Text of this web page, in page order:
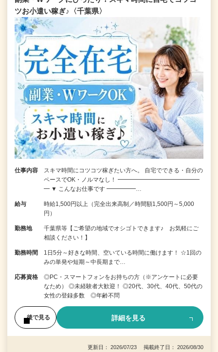
ツお小遣い稼ぎ♪〈千葉県〉
仕事内容
スキマ時間にコツコツ稼ぎたい方へ。 自宅でできる・自分の
ペースでOK・ノルマなし！ ━━━━━━━━━━━━━━
━ ▼ こんなお仕事です ━━━━━…
給与
時給1,500円以上（完全出来高制／時間額1,500円～5,000
円）
勤務地
千葉県等【ご希望の地域でオシゴトできます♪ お気軽にご
相談ください！】
勤務時間
1日5分～好きな時間、空いている時間に働けます！ ☆1回の
みの単発や短期～中長期まで…
応募資格
◎PC・スマートフォンをお持ちの方（※アンケートに必要
なため） ◎未経験者大歓迎！ ◎20代、30代、40代、50代の
女性の登録多数 ◎年齢不問
後で見る 詳細を見る
更新日： 2026/07/23 掲載終了日： 2026/08/30